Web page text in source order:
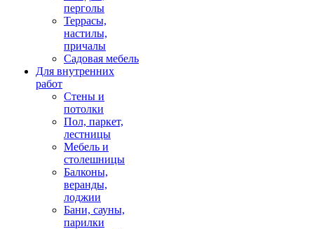
перголы
Террасы,
настилы,
причалы
Садовая мебель
Для внутренних
работ
Стены и
потолки
Пол, паркет,
лестницы
Мебель и
столешницы
Балконы,
веранды,
лоджии
Бани, сауны,
парилки